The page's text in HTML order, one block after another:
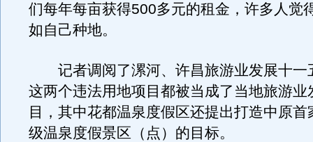
们每年每亩获得500多元的租金，许多人觉
如自己种地。
记者调阅了漯河、许昌旅游业发展十一
这两个违法用地项目都被当成了当地旅游业
目，其中花都温泉度假区还提出打造中原首
级温泉度假景区（点）的目标。